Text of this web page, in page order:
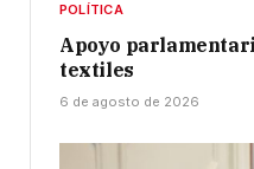
POLÍTICA
Apoyo
textiles
6 de agosto de 2026